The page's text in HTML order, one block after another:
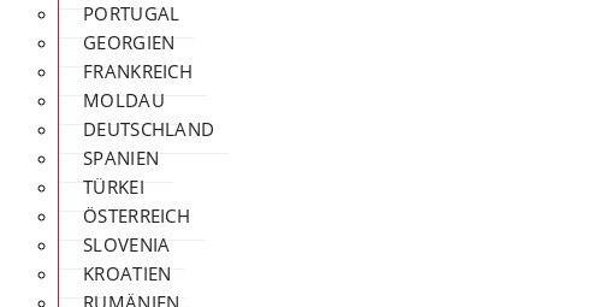
PORTUGAL
GEORGIEN
FRANKREICH
MOLDAU
DEUTSCHLAND
SPANIEN
TÜRKEI
ÖSTERREICH
SLOVENIA
KROATIEN
RUMÄNIEN